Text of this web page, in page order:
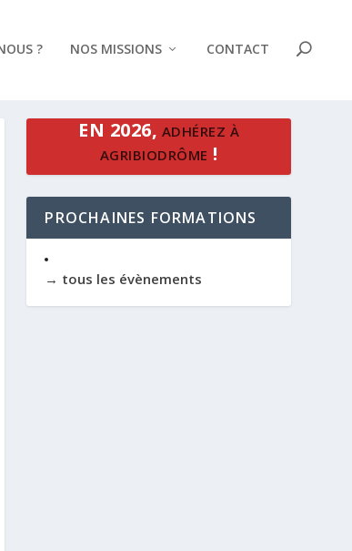
? NOS MISSIONS CONTACT
EN 2026, ADHÉREZ À
AGRIBIODRÔME !
PROCHAINES FORMATIONS
→ tous les évènements